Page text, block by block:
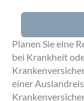
Planen Sie eine
bei Krankheit
einer